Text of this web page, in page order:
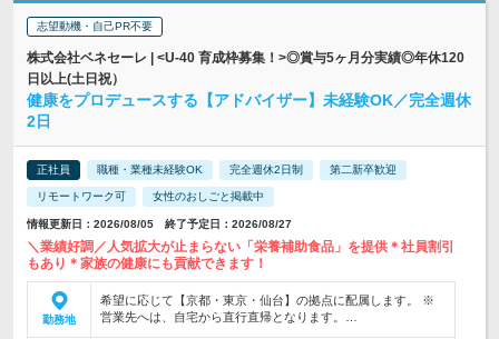
志望動機・自己PR不要
株式会社ベネセーレ | <U-40 育成枠募集！>◎賞与5ヶ月分実績◎年休120
日以上(土日祝）
健康をプロデュースする【アドバイザー】未経験OK／完全週休
2日
正社員 職種・業種未経験OK 完全週休2日制 第二新卒歓迎
リモートワーク可 女性のおしごと掲載中
情報更新日：2026/08/05 終了予定日：2026/08/27
＼業績好調／人気拡大が止まらない「栄養補助食品」を提供＊社員割引
もあり＊家族の健康にも貢献できます！
勤務地
希望に応じて【京都・東京・仙台】の拠点に配属します。 ※
営業先へは、自宅から直行直帰となります。…